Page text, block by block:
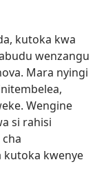
kutoka kwa
wenzangu
Mara nyingi
Wengine
si rahisi
kutoka kwenye